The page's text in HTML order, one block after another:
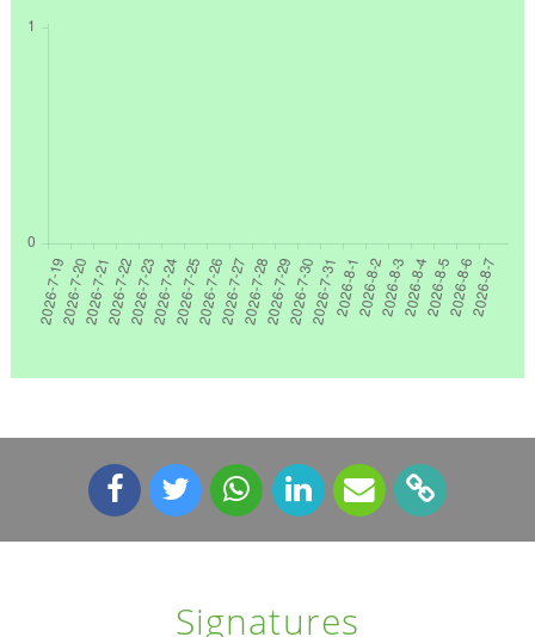
Signatures